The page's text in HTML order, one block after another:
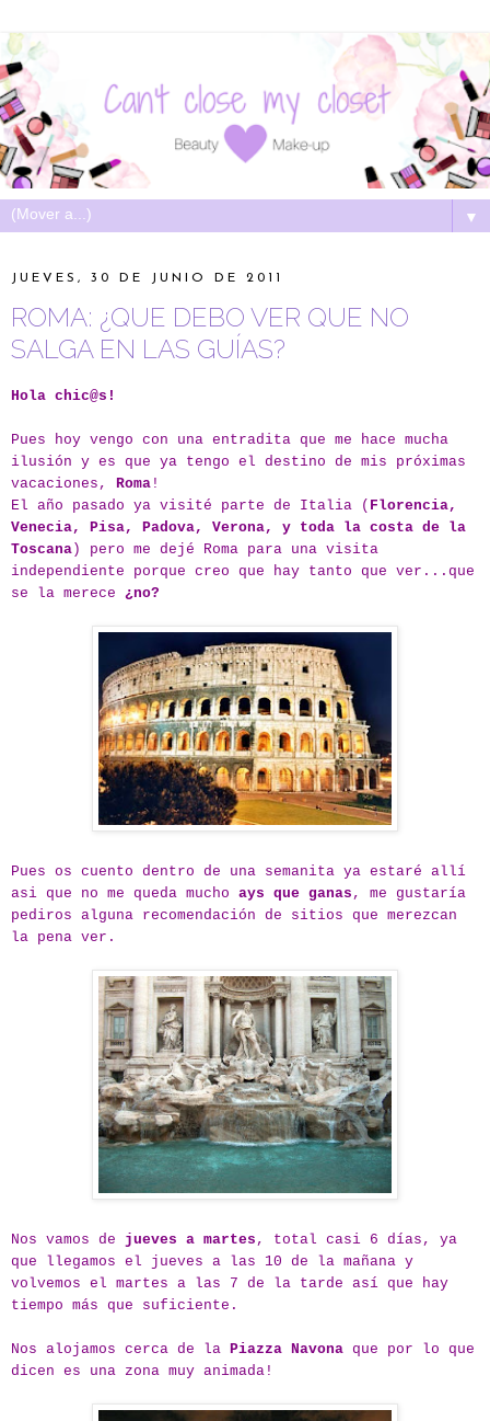
▼
JUEVES, 30 DE JUNIO DE 2011
ROMA: ¿QUE DEBO VER QUE NO
SALGA EN LAS GUÍAS?
Hola chic@s!
Pues hoy vengo con una entradita que me hace mucha
ilusión y es que ya tengo el destino de mis próximas
vacaciones, Roma !
El año pasado ya visité parte de Italia ( Florencia,
Venecia, Pisa, Padova, Verona, y toda la costa de la
Toscana) pero me dejé Roma para una visita
independiente porque creo que hay tanto que ver...que
se la merece ¿no?
Pues os cuento dentro de una semanita ya estaré allí
asi que no me queda mucho ays que ganas , me gustaría
pediros alguna recomendación de sitios que merezcan
la pena ver.
Nos vamos de jueves a martes , total casi 6 días, ya
que llegamos el jueves a las 10 de la mañana y
volvemos el martes a las 7 de la tarde así que hay
tiempo más que suficiente.
Nos alojamos cerca de la Piazza Navona que por lo que
dicen es una zona muy animada!